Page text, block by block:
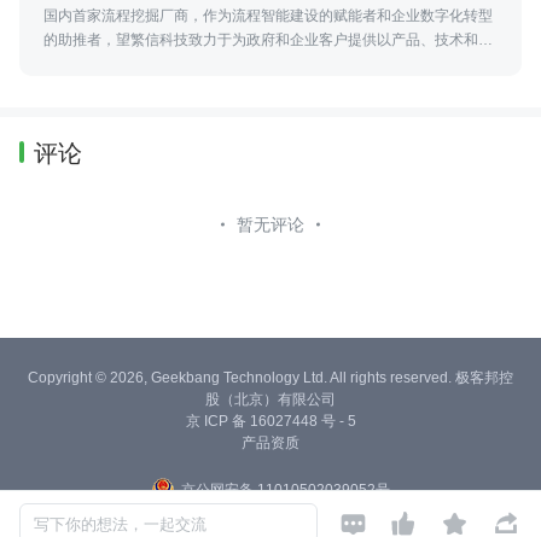
国内首家流程挖掘厂商，作为流程智能建设的赋能者和企业数字化转型
的助推者，望繁信科技致力于为政府和企业客户提供以产品、技术和服
评论
暂无评论
写下你的想法，一起交流    
Copyright © 2026, Geekbang Technology Ltd. All rights reserved. 极客邦控
股（北京）有限公司
京 ICP 备 16027448 号 - 5
产品资质
京公网安备 11010502039052号